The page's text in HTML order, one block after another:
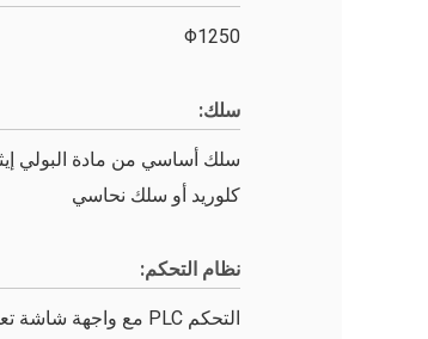
Φ1250
سلك:
سلك أساسي من مادة البولي
كلوريد أو سلك نحاسي
نظام التحكم:
التحكم PLC مع واجهة شاشة تعمل باللمس